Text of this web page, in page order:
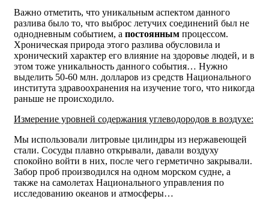
Важно отметить, что уникальным аспектом данного
разлива было то, что выброс летучих соединений был не
однодневным событием, а постоянным процессом.
Хроническая природа этого разлива обусловила и
хронический характер его влияние на здоровье людей, и в
этом тоже уникальность данного события… Нужно
выделить 50-60 млн. долларов из средств Национального
института здравоохранения на изучение того, что никогда
раньше не происходило.
Измерение уровней содержания углеводородов в воздухе:
Мы использовали литровые цилиндры из нержавеющей
стали. Сосуды плавно открывали, давали воздуху
спокойно войти в них, после чего герметично закрывали.
Забор проб производился на одном морском судне, а
также на самолетах Национального управления по
исследованию океанов и атмосферы…